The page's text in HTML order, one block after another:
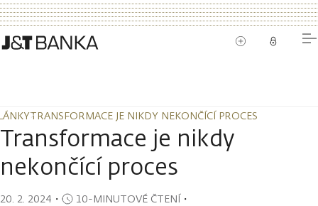
TRANSFORMACE JE NIKDY NEKONČÍCÍ PROCES
Transformace je nikdy
nekončící proces
20. 2. 2024 ・ 10-MINUTOVÉ ČTENÍ・